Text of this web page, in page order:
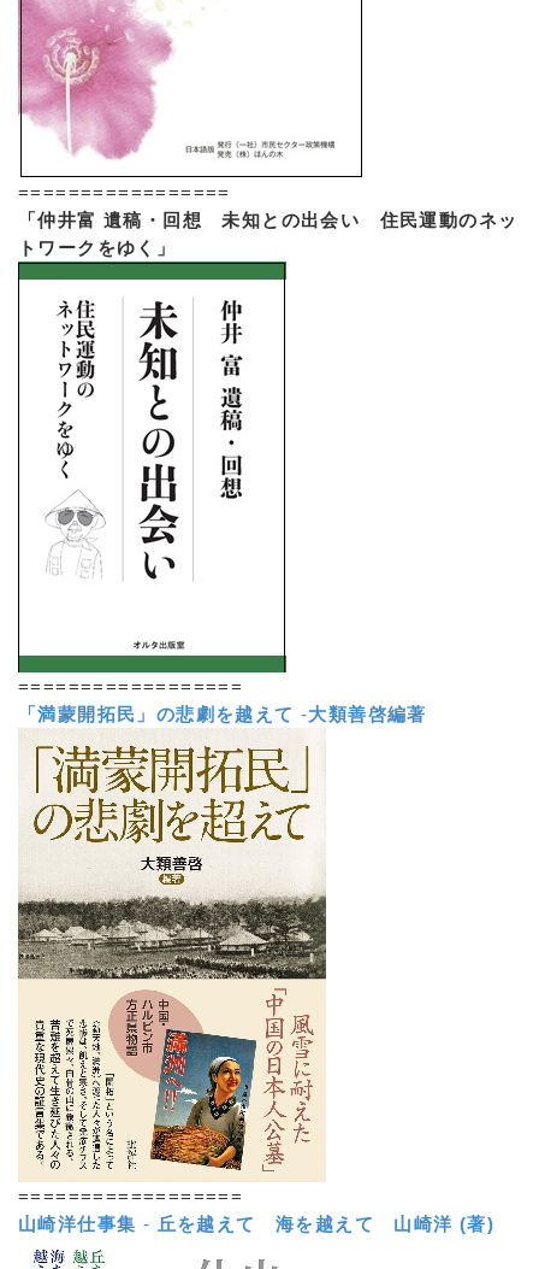
=================
「仲井富 遺稿・回想 未知との出会い 住民運動のネッ
トワークをゆく」
==================
「満蒙開拓民」の悲劇を越えて -大類善啓編著
==================
山崎洋仕事集 - 丘を越えて 海を越えて 山崎洋 (著)